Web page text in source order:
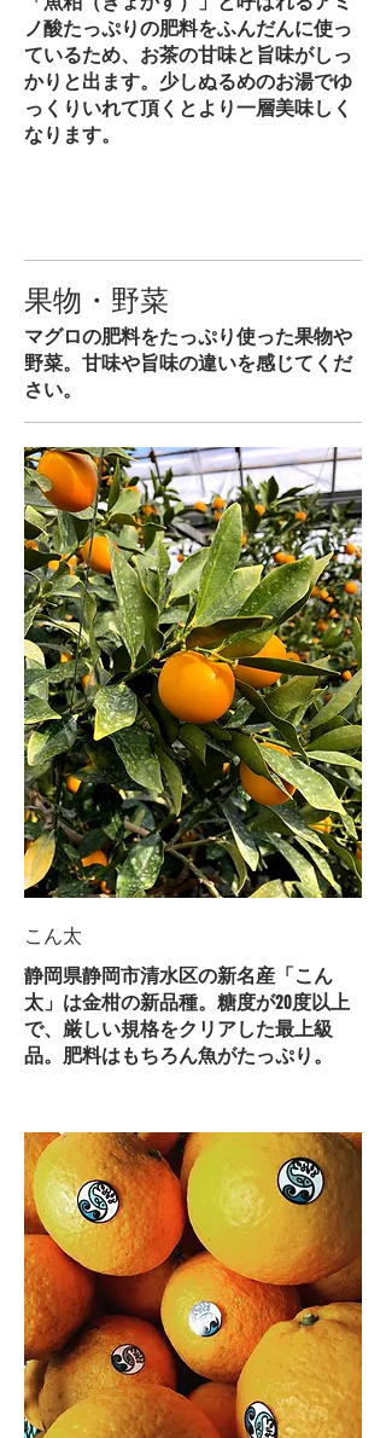
ノ酸たっぷりの肥料をふんだんに使っ
ているため、お茶の甘味と旨味がしっ
かりと出ます。少しぬるめのお湯でゆ
っくりいれて頂くとより一層美味しく
なります。
果物・野菜
マグロの肥料をたっぷり使った果物や
野菜。甘味や旨味の違いを感じてくだ
さい。
こん太
静岡県静岡市清水区の新名産「こん
太」は金柑の新品種。糖度が20度以上
で、厳しい規格をクリアした最上級
品。肥料はもちろん魚がたっぷり。